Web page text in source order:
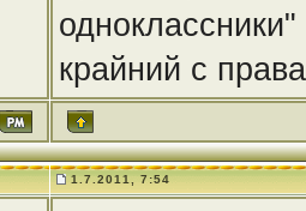
крайний с
1.7.2011, 7:54